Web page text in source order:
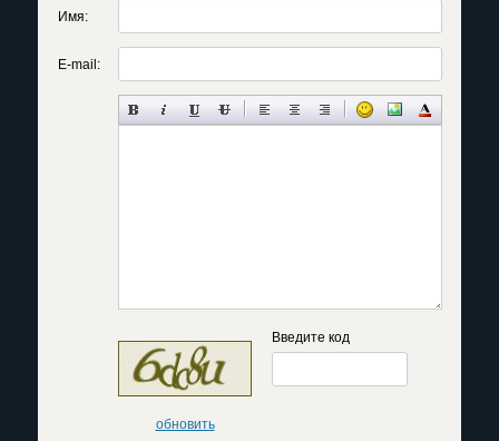
Имя:
E-mail:
обновить
Введите код